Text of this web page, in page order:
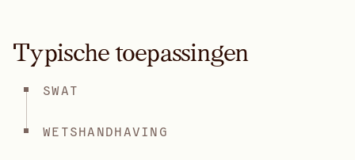
Typische toepassingen
SWAT
WETSHANDHAVING